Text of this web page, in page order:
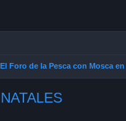
El Foro de la Pesca con Mosca